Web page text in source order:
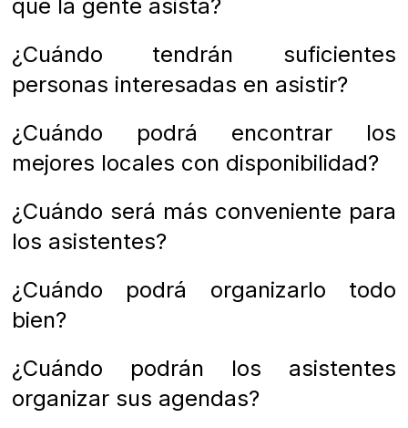
que la gente asista?
¿Cuándo tendrán suficientes
personas interesadas en asistir?
¿Cuándo podrá encontrar los
mejores locales con disponibilidad?
¿Cuándo será más conveniente para
los asistentes?
¿Cuándo podrá organizarlo todo
bien?
¿Cuándo podrán los asistentes
organizar sus agendas?